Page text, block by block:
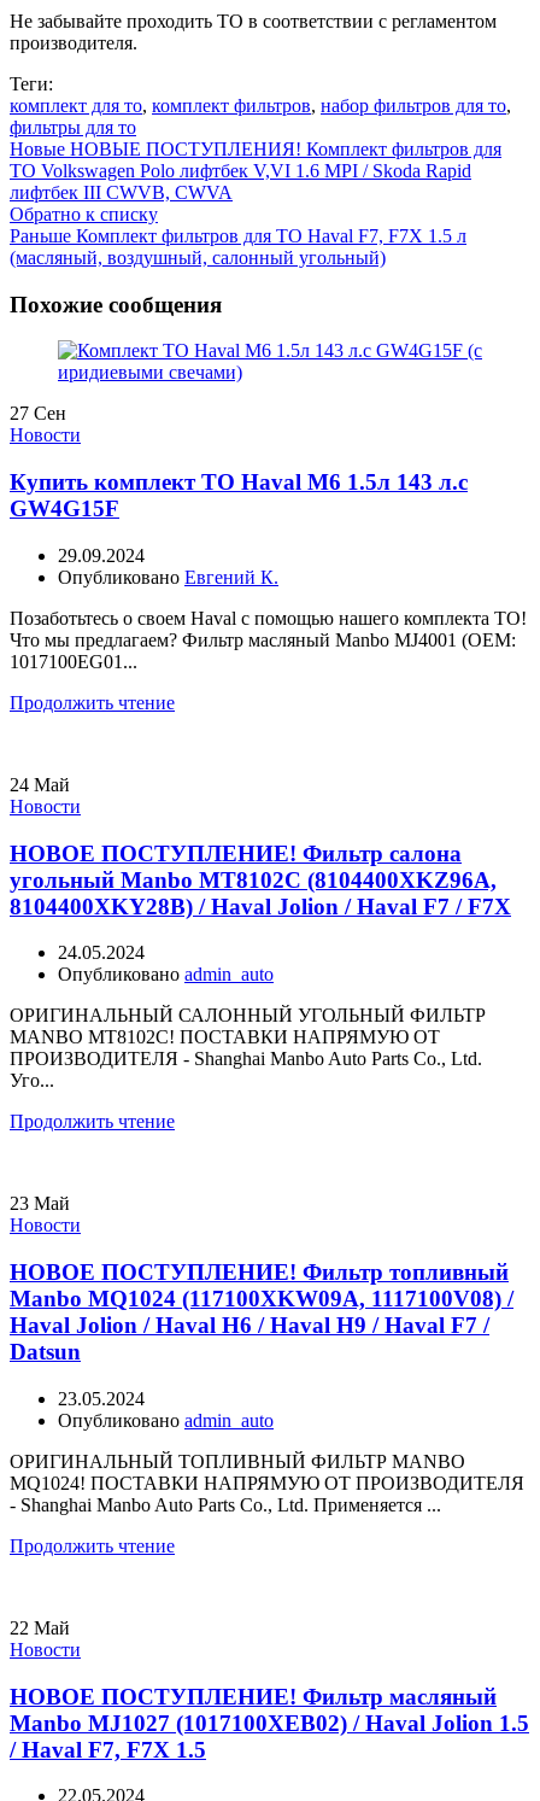
Не забывайте проходить ТО в соответствии с регламентом
производителя.
Теги:
комплект для то, комплект фильтров, набор фильтров для то,
фильтры для то
Новые НОВЫЕ ПОСТУПЛЕНИЯ! Комплект фильтров для
ТО Volkswagen Polo лифтбек V,VI 1.6 MPI / Skoda Rapid
лифтбек III CWVB, CWVA
Обратно к списку
Раньше Комплект фильтров для ТО Haval F7, F7X 1.5 л
(масляный, воздушный, салонный угольный)
Похожие сообщения
27 Сен
Новости
Купить комплект ТО Haval M6 1.5л 143 л.с
GW4G15F
29.09.2024
Опубликовано Евгений К.
Позаботьтесь о своем Haval с помощью нашего комплекта ТО!
Что мы предлагаем? Фильтр масляный Manbo MJ4001 (OEM:
1017100EG01...
Продолжить чтение
24 Май
Новости
НОВОЕ ПОСТУПЛЕНИЕ! Фильтр салона
угольный Manbo MT8102C (8104400XKZ96A,
8104400XKY28B) / Haval Jolion / Haval F7 / F7X
24.05.2024
Опубликовано admin_auto
ОРИГИНАЛЬНЫЙ САЛОННЫЙ УГОЛЬНЫЙ ФИЛЬТР
MANBO MT8102C! ПОСТАВКИ НАПРЯМУЮ ОТ
ПРОИЗВОДИТЕЛЯ - Shanghai Manbo Auto Parts Co., Ltd.
Уго...
Продолжить чтение
23 Май
Новости
НОВОЕ ПОСТУПЛЕНИЕ! Фильтр топливный
Manbo MQ1024 (117100XKW09A, 1117100V08) /
Haval Jolion / Haval H6 / Haval H9 / Haval F7 /
Datsun
23.05.2024
Опубликовано admin_auto
ОРИГИНАЛЬНЫЙ ТОПЛИВНЫЙ ФИЛЬТР MANBO
MQ1024! ПОСТАВКИ НАПРЯМУЮ ОТ ПРОИЗВОДИТЕЛЯ
- Shanghai Manbo Auto Parts Co., Ltd. Применяется ...
Продолжить чтение
22 Май
Новости
НОВОЕ ПОСТУПЛЕНИЕ! Фильтр масляный
Manbo MJ1027 (1017100XEB02) / Haval Jolion 1.5
/ Haval F7, F7X 1.5
22.05.2024